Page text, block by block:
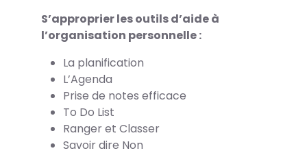
S’approprier les outils d’aide à
l’organisation personnelle :
La planification
L’Agenda
Prise de notes efficace
To Do List
Ranger et Classer
Savoir dire Non